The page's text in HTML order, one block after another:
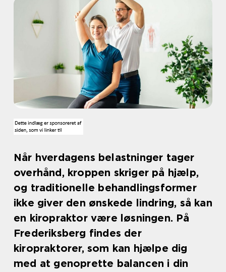
Når hverdagens belastninger tager
overhånd, kroppen skriger på hjælp,
og traditionelle behandlingsformer
ikke giver den ønskede lindring, så kan
en kiropraktor være løsningen. På
Frederiksberg findes der
kiropraktorer, som kan hjælpe dig
med at genoprette balancen i din